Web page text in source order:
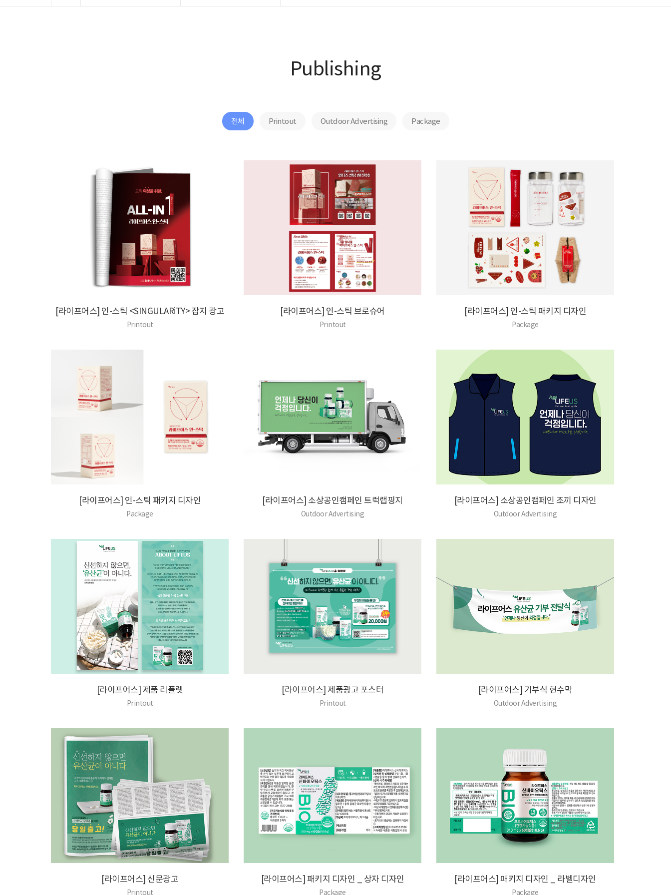
Publishing
전체 Printout Outdoor Advertising Package
[라이프어스] 인-스틱 <SINGULARiTY> 잡지 광고
Printout
[라이프어스] 인-스틱 브로슈어
Printout
[라이프어스] 인-스틱 패키지 디자인
Package
[라이프어스] 인-스틱 패키지 디자인
Package
[라이프어스] 소상공인캠페인 트럭랩핑지
Outdoor Advertising
[라이프어스] 소상공인캠페인 조끼 디자인
Outdoor Advertising
[라이프어스] 제품 리플렛
Printout
[라이프어스] 제품광고 포스터
Printout
[라이프어스] 기부식 현수막
Outdoor Advertising
[라이프어스] 신문광고
Printout
[라이프어스] 패키지 디자인 _ 상자 디자인
Package
[라이프어스] 패키지 디자인 _ 라벨디자인
Package